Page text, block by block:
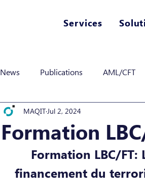
Services
News Publications AML/CFT
Formation
MAQIT Jul 2, 2024
Formation LBC/
financement du